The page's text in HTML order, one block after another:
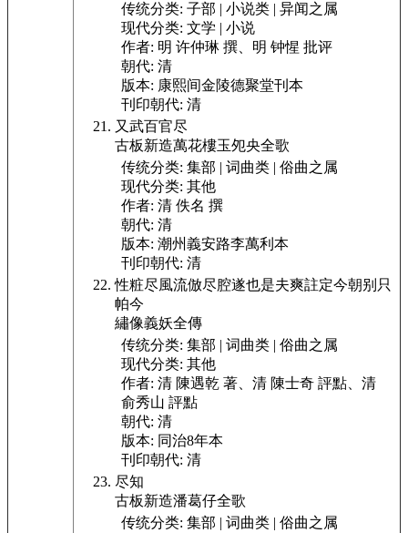
传统分类: 子部 | 小说类 | 异闻之属
现代分类: 文学 | 小说
作者: 明 许仲琳 撰、明 钟惺 批评
朝代: 清
版本: 康熙间金陵德聚堂刊本
刊印朝代: 清
又武百官尽
古板新造萬花樓玉夗央全歌
传统分类: 集部 | 词曲类 | 俗曲之属
现代分类: 其他
作者: 清 佚名 撰
朝代: 清
版本: 潮州義安路李萬利本
刊印朝代: 清
性粧尽風流倣尽腔遂也是夫爽註定今朝别只
帕今
繡像義妖全傳
传统分类: 集部 | 词曲类 | 俗曲之属
现代分类: 其他
作者: 清 陳遇乾 著、清 陳士奇 評點、清
俞秀山 評點
朝代: 清
版本: 同治8年本
刊印朝代: 清
尽知
古板新造潘葛仔全歌
传统分类: 集部 | 词曲类 | 俗曲之属